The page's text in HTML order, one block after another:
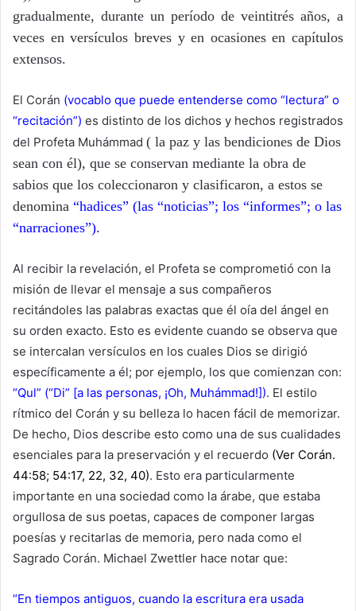
gradualmente, durante un período de veintitrés años, a
veces en versículos breves y en ocasiones en capítulos
extensos.
El Corán (vocablo que puede entenderse como “lectura” o
“recitación”) es distinto de los dichos y hechos registrados
del Profeta Muhámmad ( la paz y las bendiciones de Dios
sean con él), que se conservan mediante la obra de
sabios que los coleccionaron y clasificaron, a estos se
denomina “hadices” (las “noticias”; los “informes”; o las
“narraciones”).
Al recibir la revelación, el Profeta se comprometió con la
misión de llevar el mensaje a sus compañeros
recitándoles las palabras exactas que él oía del ángel en
su orden exacto. Esto es evidente cuando se observa que
se intercalan versículos en los cuales Dios se dirigió
específicamente a él; por ejemplo, los que comienzan con:
“Qul” (“Di” [a las personas, ¡Oh, Muhámmad!]). El estilo
rítmico del Corán y su belleza lo hacen fácil de memorizar.
De hecho, Dios describe esto como una de sus cualidades
esenciales para la preservación y el recuerdo (Ver Corán.
44:58; 54:17, 22, 32, 40). Esto era particularmente
importante en una sociedad como la árabe, que estaba
orgullosa de sus poetas, capaces de componer largas
poesías y recitarlas de memoria, pero nada como el
Sagrado Corán. Michael Zwettler hace notar que:
“En tiempos antiguos, cuando la escritura era usada